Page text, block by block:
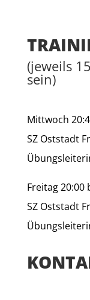
(jeweils
sein)
Mittwoch
SZ Oststadt
Freitag 20:00
SZ Oststadt